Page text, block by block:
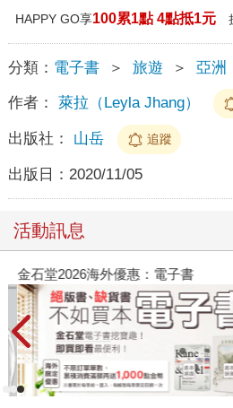
HAPPY GO享100累1點 4點抵1元
分類： 電子書 ＞ 旅遊 ＞ 亞洲
作者： 萊拉（Leyla Jhang）
出版社： 山岳 追蹤
出版日： 2020/11/05
活動訊息
金石堂2026海外優惠：電子書